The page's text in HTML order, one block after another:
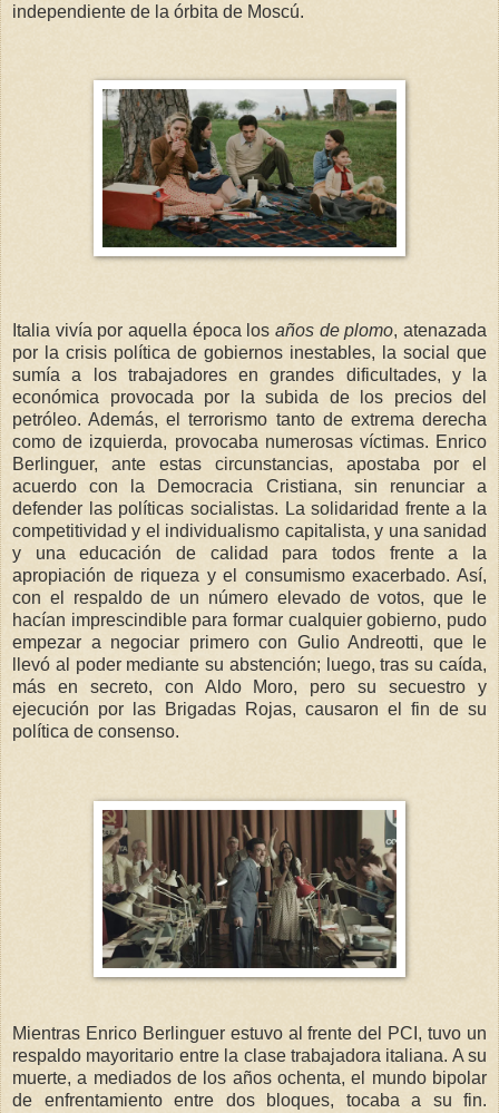
independiente de la órbita de Moscú.
Italia vivía por aquella época los años de plomo, atenazada
por la crisis política de gobiernos inestables, la social que
sumía a los trabajadores en grandes dificultades, y la
económica provocada por la subida de los precios del
petróleo. Además, el terrorismo tanto de extrema derecha
como de izquierda, provocaba numerosas víctimas. Enrico
Berlinguer, ante estas circunstancias, apostaba por el
acuerdo con la Democracia Cristiana, sin renunciar a
defender las políticas socialistas. La solidaridad frente a la
competitividad y el individualismo capitalista, y una sanidad
y una educación de calidad para todos frente a la
apropiación de riqueza y el consumismo exacerbado. Así,
con el respaldo de un número elevado de votos, que le
hacían imprescindible para formar cualquier gobierno, pudo
empezar a negociar primero con Gulio Andreotti, que le
llevó al poder mediante su abstención; luego, tras su caída,
más en secreto, con Aldo Moro, pero su secuestro y
ejecución por las Brigadas Rojas, causaron el fin de su
política de consenso.
Mientras Enrico Berlinguer estuvo al frente del PCI, tuvo un
respaldo mayoritario entre la clase trabajadora italiana. A su
muerte, a mediados de los años ochenta, el mundo bipolar
de enfrentamiento entre dos bloques, tocaba a su fin.